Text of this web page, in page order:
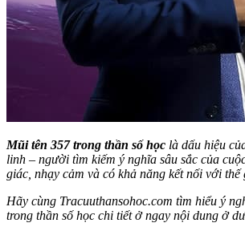
Mũi tên 357 trong thần số học là dấu hiệu
linh – người tìm kiếm ý nghĩa sâu sắc của
giác, nhạy cảm và có khả năng kết nối với
Hãy cùng Tracuuthansohoc.com tìm hiểu ý
trong thần số học chi tiết ở ngay nội dung ở